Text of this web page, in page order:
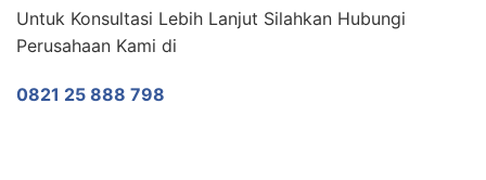
Untuk Konsultasi Lebih Lanjut Silahkan Hubungi
Perusahaan Kami di
0821 25 888 798